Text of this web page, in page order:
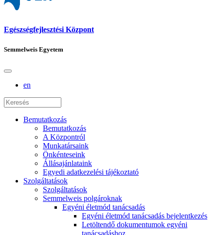
Egészségfejlesztési Központ
Semmelweis Egyetem
en
Bemutatkozás
Bemutatkozás
A Központról
Munkatársaink
Önkénteseink
Állásajánlataink
Egyedi adatkezelési tájékoztató
Szolgáltatások
Szolgáltatások
Semmelweis polgároknak
Egyéni életmód tanácsadás
Egyéni életmód tanácsadás bejelentkezés
Letöltendő dokumentumok egyéni